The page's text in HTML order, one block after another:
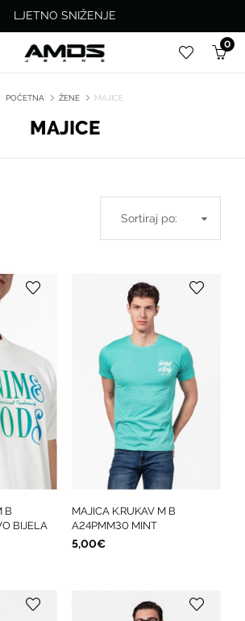
LJETNO SNIŽENJE
0
POČETNA ŽENE MAJICE
MAJICE
B
BIJELA
MAJICA K.RUKAV M B
A24PMM30 MINT
5,00€